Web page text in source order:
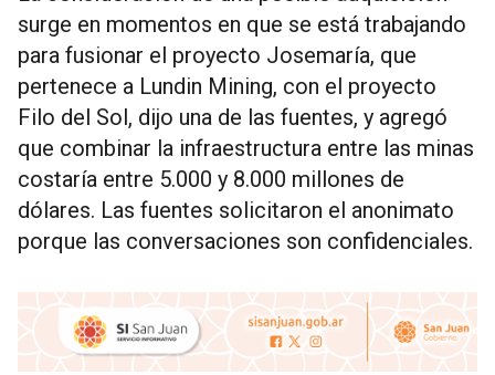
surge en momentos en que se está trabajando
para fusionar el proyecto Josemaría, que
pertenece a Lundin Mining, con el proyecto
Filo del Sol, dijo una de las fuentes, y agregó
que combinar la infraestructura entre las minas
costaría entre 5.000 y 8.000 millones de
dólares. Las fuentes solicitaron el anonimato
porque las conversaciones son confidenciales.